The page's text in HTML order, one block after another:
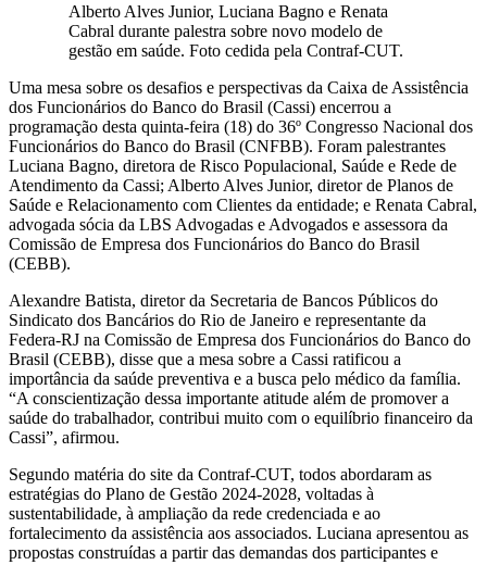
Alberto Alves Junior, Luciana Bagno e Renata
Cabral durante palestra sobre novo modelo de
gestão em saúde. Foto cedida pela Contraf-CUT.
Uma mesa sobre os desafios e perspectivas da Caixa de Assistência
dos Funcionários do Banco do Brasil (Cassi) encerrou a
programação desta quinta-feira (18) do 36º Congresso Nacional dos
Funcionários do Banco do Brasil (CNFBB). Foram palestrantes
Luciana Bagno, diretora de Risco Populacional, Saúde e Rede de
Atendimento da Cassi; Alberto Alves Junior, diretor de Planos de
Saúde e Relacionamento com Clientes da entidade; e Renata Cabral,
advogada sócia da LBS Advogadas e Advogados e assessora da
Comissão de Empresa dos Funcionários do Banco do Brasil
(CEBB).
Alexandre Batista, diretor da Secretaria de Bancos Públicos do
Sindicato dos Bancários do Rio de Janeiro e representante da
Federa-RJ na Comissão de Empresa dos Funcionários do Banco do
Brasil (CEBB), disse que a mesa sobre a Cassi ratificou a
importância da saúde preventiva e a busca pelo médico da família.
“A conscientização dessa importante atitude além de promover a
saúde do trabalhador, contribui muito com o equilíbrio financeiro da
Cassi”, afirmou.
Segundo matéria do site da Contraf-CUT, todos abordaram as
estratégias do Plano de Gestão 2024-2028, voltadas à
sustentabilidade, à ampliação da rede credenciada e ao
fortalecimento da assistência aos associados. Luciana apresentou as
propostas construídas a partir das demandas dos participantes e